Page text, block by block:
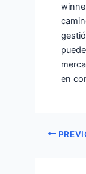
en